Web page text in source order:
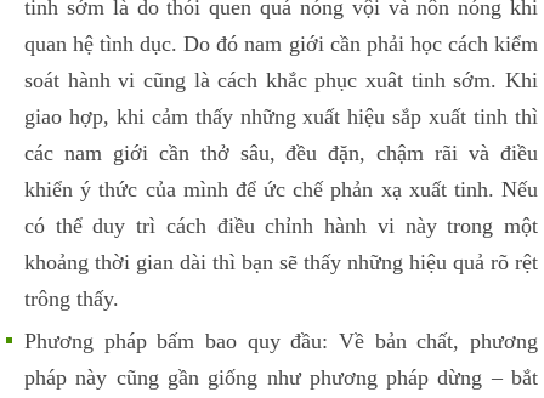
tinh sớm là do thói quen quá nóng vội và nôn nóng khi
quan hệ tình dục. Do đó nam giới cần phải học cách kiểm
soát hành vi cũng là cách khắc phục xuât tinh sớm. Khi
giao hợp, khi cảm thấy những xuất hiệu sắp xuất tinh thì
các nam giới cần thở sâu, đều đặn, chậm rãi và điều
khiển ý thức của mình để ức chế phản xạ xuất tinh. Nếu
có thể duy trì cách điều chỉnh hành vi này trong một
khoảng thời gian dài thì bạn sẽ thấy những hiệu quả rõ rệt
trông thấy.
Phương pháp bấm bao quy đầu: Về bản chất, phương
pháp này cũng gần giống như phương pháp dừng – bắt